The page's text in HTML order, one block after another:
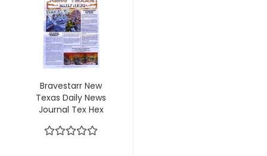
Bravestarr New
Texas Daily News
Journal Tex Hex
Pipeline von Mattel